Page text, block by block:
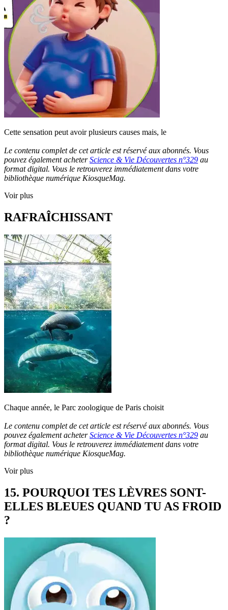
Cette sensation peut avoir plusieurs causes mais, le
Le contenu complet de cet article est réservé aux abonnés. Vous
pouvez également acheterScience & Vie Découvertes n°329 au
format digital. Vous le retrouverez immédiatement dans votre
bibliothèque numérique KiosqueMag.
Voir plus
RAFRAÎCHISSANT
Chaque année, le Parc zoologique de Paris choisit
Le contenu complet de cet article est réservé aux abonnés. Vous
pouvez également acheterScience & Vie Découvertes n°329 au
format digital. Vous le retrouverez immédiatement dans votre
bibliothèque numérique KiosqueMag.
Voir plus
15. POURQUOI TES LÈVRES SONT-
ELLES BLEUES QUAND TU AS FROID
?